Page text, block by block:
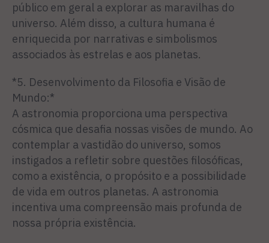
público em geral a explorar as maravilhas do
universo. Além disso, a cultura humana é
enriquecida por narrativas e simbolismos
associados às estrelas e aos planetas.
*5. Desenvolvimento da Filosofia e Visão de
Mundo:*
A astronomia proporciona uma perspectiva
cósmica que desafia nossas visões de mundo. Ao
contemplar a vastidão do universo, somos
instigados a refletir sobre questões filosóficas,
como a existência, o propósito e a possibilidade
de vida em outros planetas. A astronomia
incentiva uma compreensão mais profunda de
nossa própria existência.